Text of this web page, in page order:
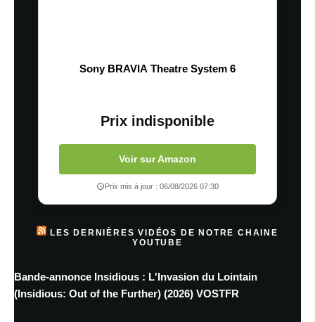
Sony BRAVIA Theatre System 6
Prix indisponible
Voir sur Amazon
Prix mis à jour : 06/08/2026 07:30
LES DERNIÈRES VIDÉOS DE NOTRE CHAINE
YOUTUBE
Bande-annonce Insidious : L'Invasion du Lointain
(Insidious: Out of the Further) (2026) VOSTFR